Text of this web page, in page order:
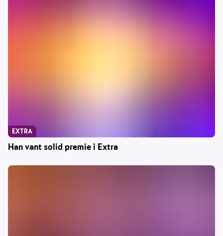
Han vant solid premie i Extra
EXTRA